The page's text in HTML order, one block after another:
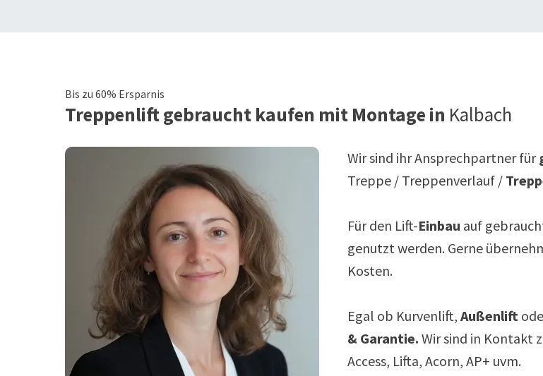
Bis zu 60% Ersparnis
Treppenliftgebraucht kaufen mit Montage in Kalbach
Wir sind ihr Ansprechpartner für
Treppe / Treppenverlauf /
Für den Lift-Einbau auf
genutzt werden. Gerne
Kosten.
Egal ob Kurvenlift, Außenlift
& Garantie. Wir sind in Kontakt
Access, Lifta, Acorn, AP+ uvm.